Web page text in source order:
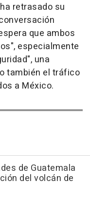
retrasado su
que ambos
especialmente
una
también el tráfico
a México.
de Guatemala
del volcán de